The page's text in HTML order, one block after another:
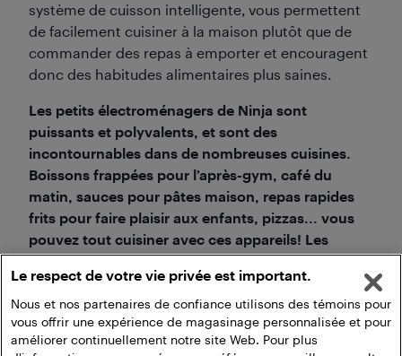
système de cuisson intelligente, vous permettent
de facilement cuisiner à la maison plutôt que de
commander des repas à emporter et encouragent
donc des habitudes alimentaires plus saines.
Les petits électroménagers de Ninja sont
puissants et polyvalents, et sont des
incontournables dans de nombreuses cuisines.
Boissons frappées pour l’après-gym, café du
matin, sauces pour pâtes maison, repas rapides
frits pour faire plaisir aux enfants, pizzas... vous
pouvez tout cuisiner avec ces appareils! Les
clients satisfaits ne jurent que par la marque Ninja,
qui s’est forgée au fil du temps une solide
réputation, et qui a désormais une
impressionnante base d'adeptes.
Le respect de votre vie privée est important.
Nous et nos partenaires de confiance utilisons des témoins pour
vous offrir une expérience de magasinage personnalisée et pour
améliorer continuellement notre site Web. Pour plus